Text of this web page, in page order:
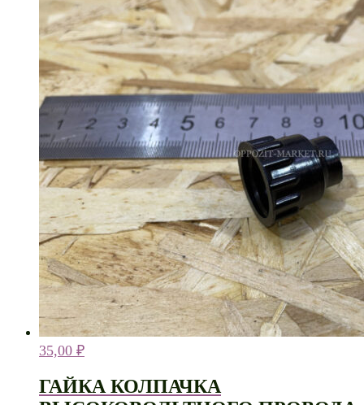
35,00 ₽
ГАЙКА КОЛПАЧКА